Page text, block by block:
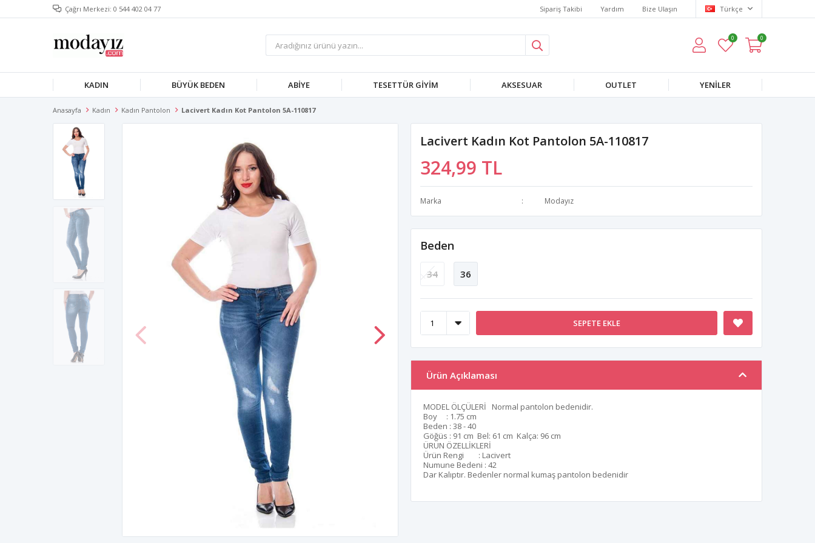
Çağrı Merkezi: 0 544 402 04 77 Sipariş Takibi Yardım Bize Ulaşın Türkçe
0 0
KADIN BÜYÜK BEDEN ABIYE TESETTÜR GIYIM AKSESUAR OUTLET YENILER
Anasayfa Kadın Kadın Pantolon Lacivert Kadın Kot Pantolon 5A-110817
Lacivert Kadın Kot Pantolon 5A-110817
324,99 TL
Marka Modayız
Beden
34 36
SEPETE EKLE
Ürün Açıklaması
MODEL ÖLÇÜLERİ Normal pantolon bedenidir.
Boy : 1.75 cm
Beden : 38 - 40
Göğüs : 91 cm Bel: 61 cm Kalça: 96 cm
ÜRÜN ÖZELLİKLERİ
Ürün Rengi : Lacivert
Numune Bedeni : 42
Dar Kalıptır. Bedenler normal kumaş pantolon bedenidir